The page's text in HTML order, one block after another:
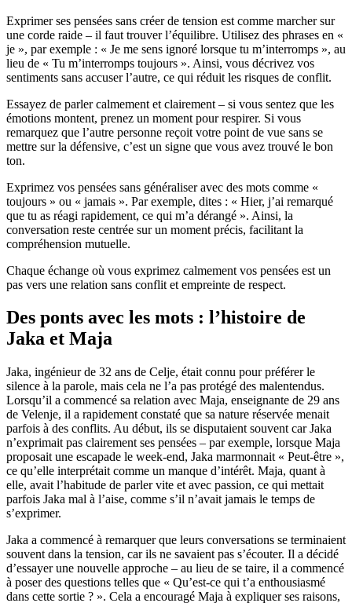
Exprimer ses pensées sans créer de tension est comme marcher sur
une corde raide – il faut trouver l’équilibre. Utilisez des phrases en «
je », par exemple : « Je me sens ignoré lorsque tu m’interromps », au
lieu de « Tu m’interromps toujours ». Ainsi, vous décrivez vos
sentiments sans accuser l’autre, ce qui réduit les risques de conflit.
Essayez de parler calmement et clairement – si vous sentez que les
émotions montent, prenez un moment pour respirer. Si vous
remarquez que l’autre personne reçoit votre point de vue sans se
mettre sur la défensive, c’est un signe que vous avez trouvé le bon
ton.
Exprimez vos pensées sans généraliser avec des mots comme «
toujours » ou « jamais ». Par exemple, dites : « Hier, j’ai remarqué
que tu as réagi rapidement, ce qui m’a dérangé ». Ainsi, la
conversation reste centrée sur un moment précis, facilitant la
compréhension mutuelle.
Chaque échange où vous exprimez calmement vos pensées est un
pas vers une relation sans conflit et empreinte de respect.
Des ponts avec les mots : l’histoire de
Jaka et Maja
Jaka, ingénieur de 32 ans de Celje, était connu pour préférer le
silence à la parole, mais cela ne l’a pas protégé des malentendus.
Lorsqu’il a commencé sa relation avec Maja, enseignante de 29 ans
de Velenje, il a rapidement constaté que sa nature réservée menait
parfois à des conflits. Au début, ils se disputaient souvent car Jaka
n’exprimait pas clairement ses pensées – par exemple, lorsque Maja
proposait une escapade le week-end, Jaka marmonnait « Peut-être »,
ce qu’elle interprétait comme un manque d’intérêt. Maja, quant à
elle, avait l’habitude de parler vite et avec passion, ce qui mettait
parfois Jaka mal à l’aise, comme s’il n’avait jamais le temps de
s’exprimer.
Jaka a commencé à remarquer que leurs conversations se terminaient
souvent dans la tension, car ils ne savaient pas s’écouter. Il a décidé
d’essayer une nouvelle approche – au lieu de se taire, il a commencé
à poser des questions telles que « Qu’est-ce qui t’a enthousiasmé
dans cette sortie ? ». Cela a encouragé Maja à expliquer ses raisons,